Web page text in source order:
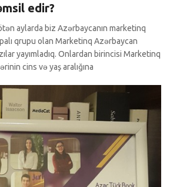
edir?
ötən aylarda biz Azərbaycanın marketinq
qrupu olan Marketinq Azərbaycan
yayımladıq. Onlardan birincisi Marketinq
cins və yaş aralığına